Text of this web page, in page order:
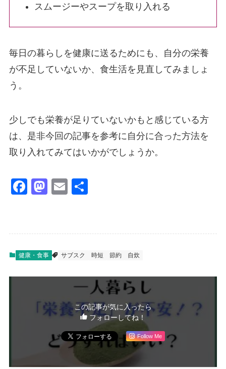
スムージーやスープを取り入れる
毎日の暮らしを健康に送るためにも、自分の栄養
が不足していないか、食生活を見直してみましょ
う。
少しでも栄養が足りていないかもと感じている方
は、是非今回の記事を参考に自分に合った方法を
取り入れてみてはいかがでしょうか。
F
e
b
M
o
d
E
健康・食事 サブスク 時短 節約 自炊
この記事が気に入ったら
フォローしてね！
Follow Me